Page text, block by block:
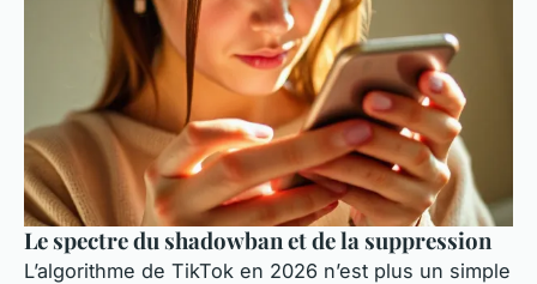
Le spectre du shadowban et de la suppression
L’algorithme de TikTok en 2026 n’est plus un simple